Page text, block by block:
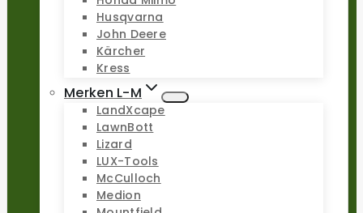
Husqvarna
John Deere
Kärcher
Kress
Merken L-M
LandXcape
LawnBott
Lizard
LUX-Tools
McCulloch
Medion